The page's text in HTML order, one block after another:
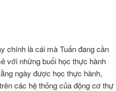
là cái mà Tuấn đang cần
với những buổi học thực hành
ngày được học thực hành,
các hệ thống của động cơ thự